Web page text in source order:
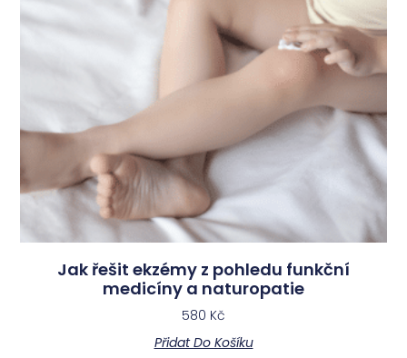
Jak řešit ekzémy z pohledu funkční
medicíny a naturopatie
580 Kč
Přidat Do Košíku